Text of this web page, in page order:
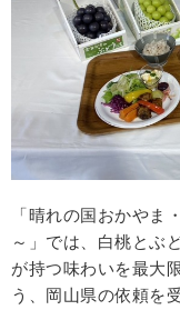
「晴れの国おかやま
～」では、白桃とぶ
が持つ味わいを最大
う、岡山県の依頼を